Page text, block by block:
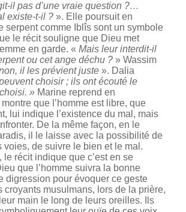
il pas d’une vraie question ?…
existe-t-il ?». Elle poursuit en
serpent comme Iblîs sont un symbole
le récit souligne que Dieu met
en garde. « Mais leur interdit-il
ou cet ange déchu ?» Wassim
il les prévient juste». Dalia
choisir ; ils ont écouté le
» Marine reprend en
que l’homme est libre, que
lui indique l’existence du mal, mais
De la même façon, en le
il le laisse avec la possibilité de
voies, de suivre le bien et le mal.
le récit indique que c’est en se
que l’homme suivra la bonne
digression pour évoquer ce geste
croyants musulmans, lors de la prière,
main le long de leurs oreilles. Ils